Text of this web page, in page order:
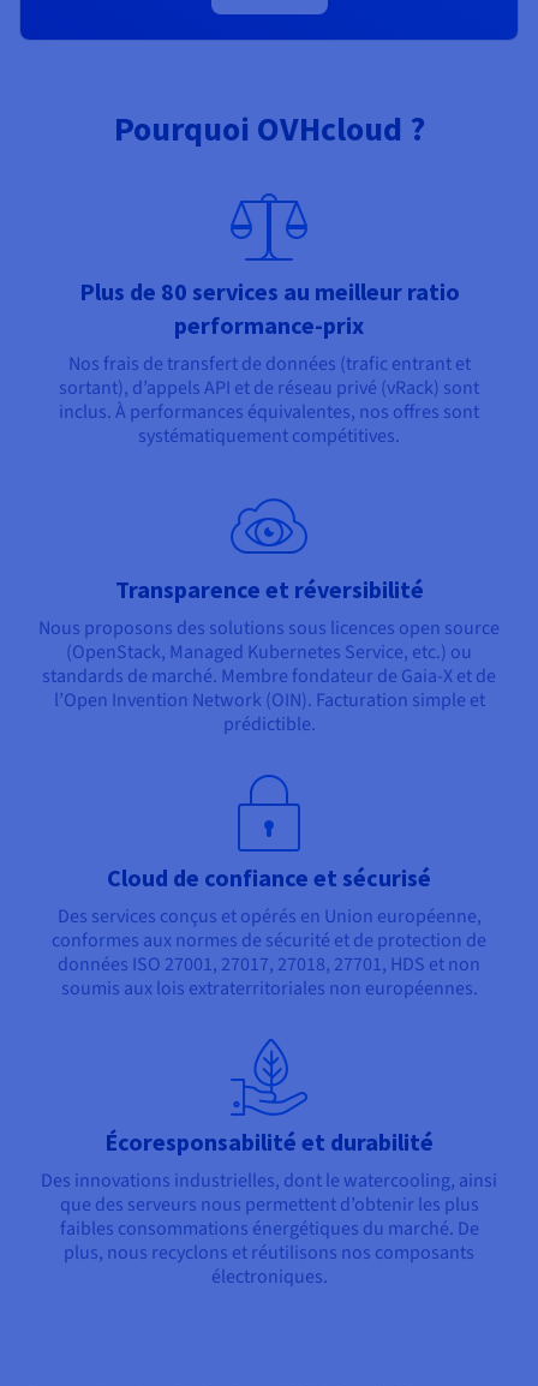
Pourquoi OVHcloud ?
Plus de 80 services au meilleur ratio
performance-prix
Nos frais de transfert de données (trafic entrant et
sortant), d’appels API et de réseau privé (vRack) sont
inclus. À performances équivalentes, nos offres sont
systématiquement compétitives.
Transparence et réversibilité
Nous proposons des solutions sous licences open source
(OpenStack, Managed Kubernetes Service, etc.) ou
standards de marché. Membre fondateur de Gaia-X et de
l’Open Invention Network (OIN). Facturation simple et
prédictible.
Cloud de confiance et sécurisé
Des services conçus et opérés en Union européenne,
conformes aux normes de sécurité et de protection de
données ISO 27001, 27017, 27018, 27701, HDS et non
soumis aux lois extraterritoriales non européennes.
Écoresponsabilité et durabilité
Des innovations industrielles, dont le watercooling, ainsi
que des serveurs nous permettent d’obtenir les plus
faibles consommations énergétiques du marché. De
plus, nous recyclons et réutilisons nos composants
électroniques.